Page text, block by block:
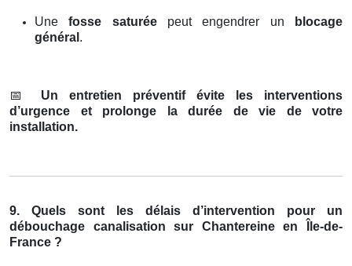
Unefosse saturéepeut engendrer un
blocage
général .
📅
Un entretien préventif évite les interventions
d’urgence et prolonge la durée de vie de votre
installation.
9. Quels sont les délais d’intervention pour un
débouchage canalisation sur Chantereine en Île-de-
France ?